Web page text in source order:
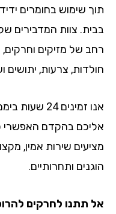
תוך שימוש בחומרים
בבית. צוות המדבירים
רחב של מזיקים וחרקים,
חולדות, צרעות, יתושים
אליכם בהקדם האפשרי
מציעים שירות אמין,
הוגנים ותחרותיים.
אל תתנו לחרקים